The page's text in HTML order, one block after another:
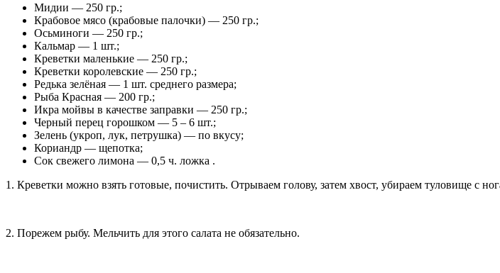
Мидии — 250 гр.;
Крабовое мясо (крабовые палочки) — 250 гр.;
Осьминоги — 250 гр.;
Кальмар — 1 шт.;
Креветки маленькие — 250 гр.;
Креветки королевские — 250 гр.;
Редька зелёная — 1 шт. среднего размера;
Рыба Красная — 200 гр.;
Икра мойвы в качестве заправки — 250 гр.;
Черный перец горошком — 5 – 6 шт.;
Зелень (укроп, лук, петрушка) — по вкусу;
Кориандр — щепотка;
Сок свежего лимона — 0,5 ч. ложка .
1. Креветки можно взять готовые, почистить. Отрываем голову, затем хвост, убираем туловище с
2. Порежем рыбу. Мельчить для этого салата не обязательно.